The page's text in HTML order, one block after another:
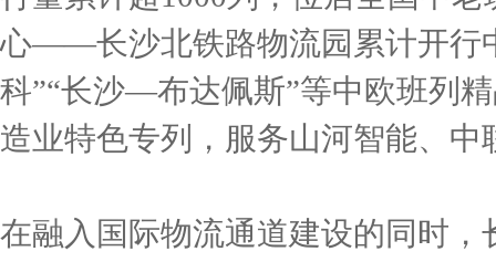
心——长沙北铁路物流园累计开行
科”“长沙—布达佩斯”等中欧班列
造业特色专列，服务山河智能、中
在融入国际物流通道建设的同时